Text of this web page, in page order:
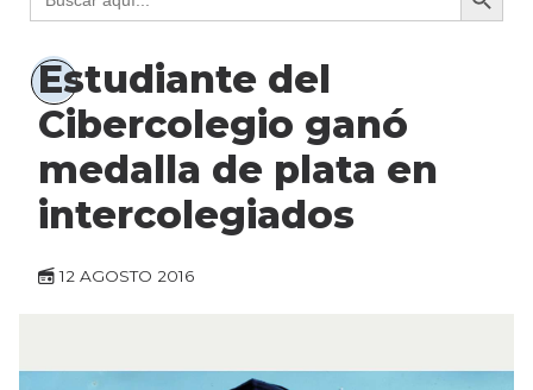
Estudiante del
Cibercolegio ganó
medalla de plata en
intercolegiados
12 AGOSTO 2016